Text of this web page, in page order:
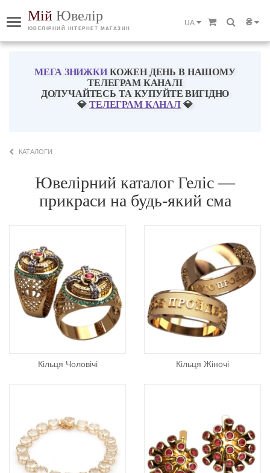
Мій Ювелір
ЮВЕЛІРНИЙ ІНТЕРНЕТ МАГАЗИН
₴
UA
МЕГА ЗНИЖКИКОЖЕН ДЕНЬ В НАШОМУ
ТЕЛЕГРАМ КАНАЛІ
ДОЛУЧАЙТЕСЬ ТА КУПУЙТЕ ВИГІДНО
💎ТЕЛЕГРАМ КАНАЛ 💎
КАТАЛОГИ
Ювелірний каталог Геліс —
прикраси на будь-який сма
Кільця Чоловічі Кільця Жіночі